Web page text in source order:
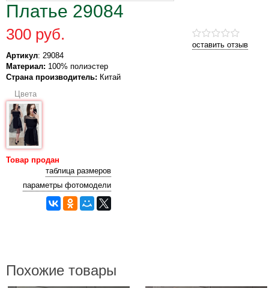
Платье 29084
оставить отзыв
300 руб.
Артикул: 29084
Материал: 100% полиэстер
Страна производитель: Китай
Цвета
Товар продан
таблица размеров
параметры фотомодели
Похожие товары